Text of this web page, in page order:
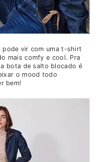
pode vir com uma t-shirt
mais comfy e cool. Pra
bota de salto blocado é
o mood todo
bem!